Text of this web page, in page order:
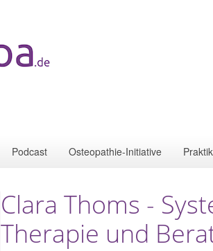
Podcast Osteopathie-Initiative
Clara Thoms -
Therapie und